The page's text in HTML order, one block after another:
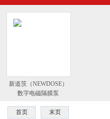
新道茨（NEWDOSE）
数字电磁隔膜泵
首页 末页